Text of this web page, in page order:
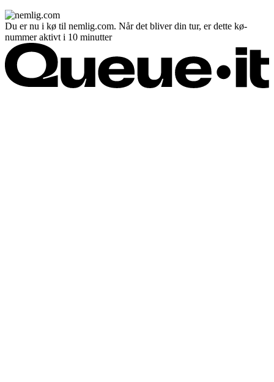
Du er nu i kø til nemlig.com. Når det bliver din tur, er dette kø-
nummer aktivt i 10 minutter